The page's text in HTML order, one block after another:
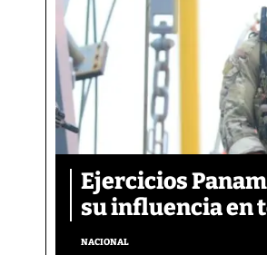
Ejercicios
su influencia en
NACIONAL